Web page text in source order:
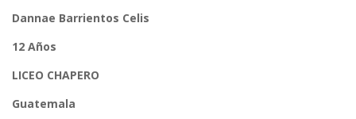
Dannae Barrientos Celis
12 Años
LICEO CHAPERO
Guatemala